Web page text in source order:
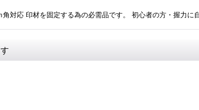
対応 印材を固定する為の必需品です。 初心者の方・握力